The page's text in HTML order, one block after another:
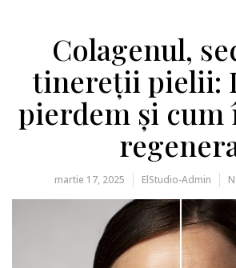
Colagenul,
tinereții pielii:
pierdem și cum
martie 17, 2025 ElStudio-Admin